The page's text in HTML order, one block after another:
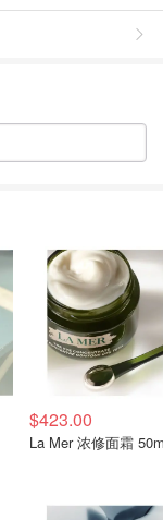
$423.00
La Mer 浓修面霜